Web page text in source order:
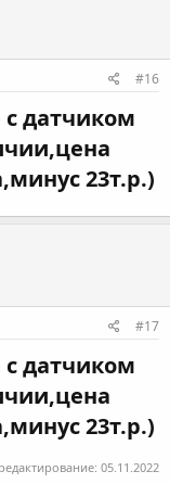
#16
с датчиком
23т.р.)​
#17
с датчиком
23т.р.)​
05.11.2022